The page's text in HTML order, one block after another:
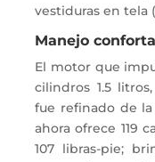
vestiduras en tela
Manejo
El motor que
cilindros 1.5
fue refinado de
ahora ofrece 119
107 libras-pie;